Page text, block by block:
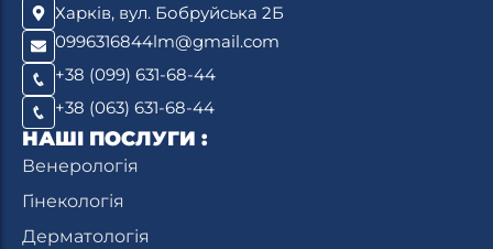
Харків, вул. Бобруйська 2Б
0996316844lm@gmail.com
+38 (099) 631-68-44
+38 (063) 631-68-44
НАШІ ПОСЛУГИ :
Венерологія
Гінекологія
Дерматологія